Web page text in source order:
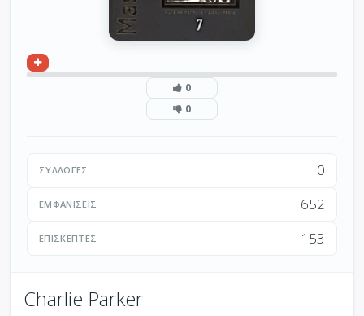
0
0
ΣΥΛΛΟΓΈΣ 0
ΕΜΦΑΝΊΣΕΙΣ 652
ΕΠΙΣΚΈΠΤΕΣ 153
Charlie Parker